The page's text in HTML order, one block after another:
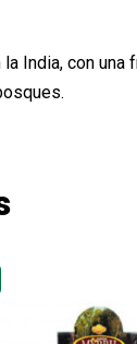
India, con